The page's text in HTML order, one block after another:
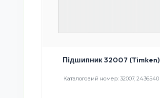
Підшипник 32007 (Timken)
Каталоговий номер: 32007, 2436540